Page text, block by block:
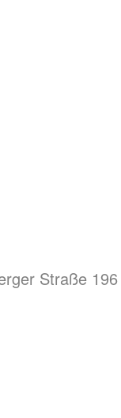
Straße